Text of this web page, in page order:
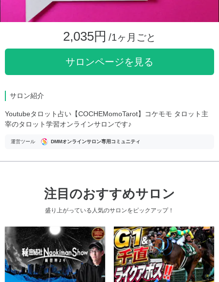
2,035円 /1ヶ月ごと
サロンページを見る
サロン紹介
Youtubeタロット占い【COCHEMomoTarot】コケモモ タロット主
宰のタロット学習オンラインサロンです♪
運営ツール DMMオンラインサロン専用コミュニティ
注目のおすすめサロン
盛り上がっている人気のサロンをピックアップ！